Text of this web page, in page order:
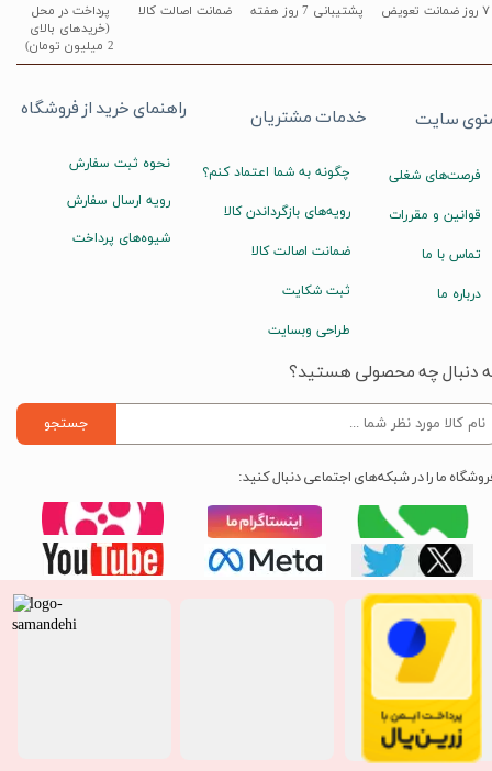
پشتیبانی 7 روز هفته
پرداخت در محل
(خریدهای بالای
2 میلیون تومان)
۷ روز ضمانت تعویض ضمانت اصالت کالا
راهنمای خرید از فروشگاه
نحوه ثبت سفارش
رویه ارسال سفارش
شیوه‌های پرداخت
خدمات مشتریان
چگونه به شما اعتماد کنم؟
رویه‌های بازگرداندن کالا
ضمانت اصالت کالا
ثبت شکایت
طراحی وبسایت
سایت
فرصت‌های شغلی
قوانین و مقررات
تماس با ما
درباره ما
دنبال چه محصولی هستید؟
جستجو
ما را در شبکه‌های اجتماعی دنبال کنید: